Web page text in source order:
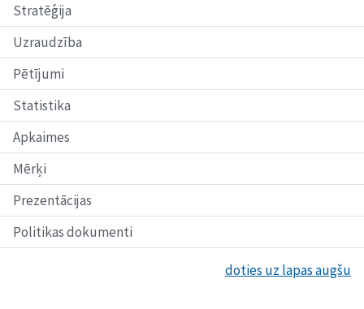
Stratēģija
Uzraudzība
Pētījumi
Statistika
Apkaimes
Mērķi
Prezentācijas
Politikas dokumenti
doties uz lapas augšu